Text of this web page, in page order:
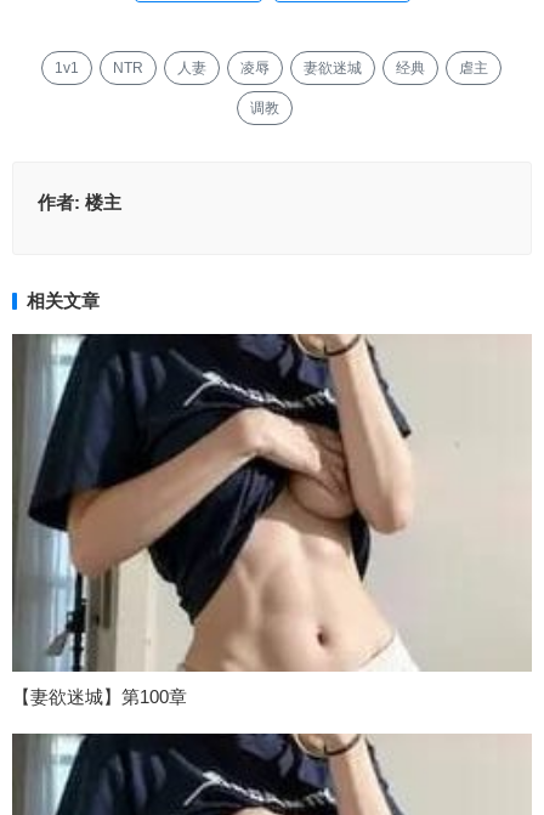
1v1 NTR 人妻 凌辱 妻欲迷城 经典 虐主
调教
作者: 楼主
相关文章
【妻欲迷城】第100章